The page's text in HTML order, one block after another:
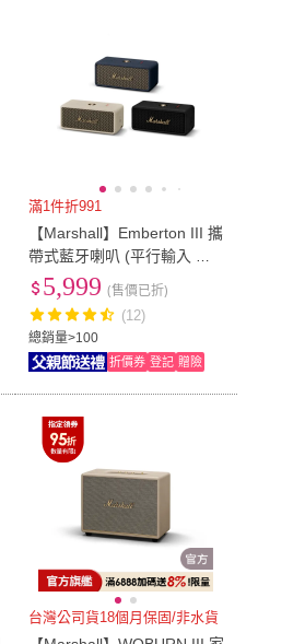
滿1件折991
【Marshall】Emberton III 攜
帶式藍牙喇叭 (平行輸入 經
銷商保固18個月)
總銷量>100
5,999 (售價已折)
(12)
折價券 登記 贈險
台灣公司貨18個月保固/非水貨